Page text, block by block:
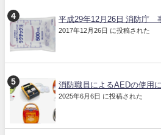
平成29年12月26日 消防庁
2017年12月26日 に投稿された
消防職員によるAEDの使用
2025年6月6日 に投稿された